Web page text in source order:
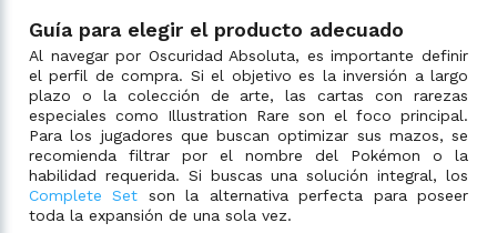
Guía para elegir el producto adecuado
Al navegar por Oscuridad Absoluta, es importante definir
el perfil de compra. Si el objetivo es la inversión a largo
plazo o la colección de arte, las cartas con rarezas
especiales como Illustration Rare son el foco principal.
Para los jugadores que buscan optimizar sus mazos, se
recomienda filtrar por el nombre del Pokémon o la
habilidad requerida. Si buscas una solución integral, los
Complete Set son la alternativa perfecta para poseer
toda la expansión de una sola vez.